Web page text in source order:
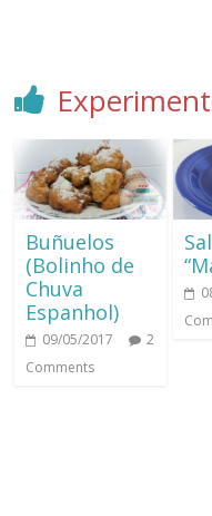
Buñuelos
(Bolinho de
Chuva
Espanhol)
09/05/2017
2
Comments